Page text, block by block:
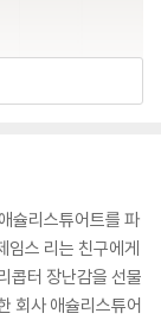
슐리스튜어트를 파
임스 리는 친구에게
콥터 장난감을 선물
회사 애슐리스튜어